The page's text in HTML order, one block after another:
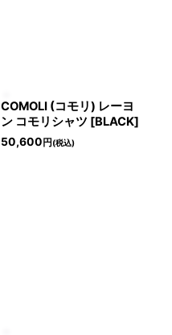
COMOLI (コモリ) レーヨ
ン コモリシャツ [BLACK]
50,600 円 (税込)